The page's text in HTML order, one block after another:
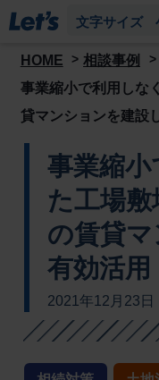
文字サイズ
HOME
相談事例
事業縮小で利用しな
貸マンションを建設
事業縮
た工場
の賃貸
有効活用
2021年12月23日